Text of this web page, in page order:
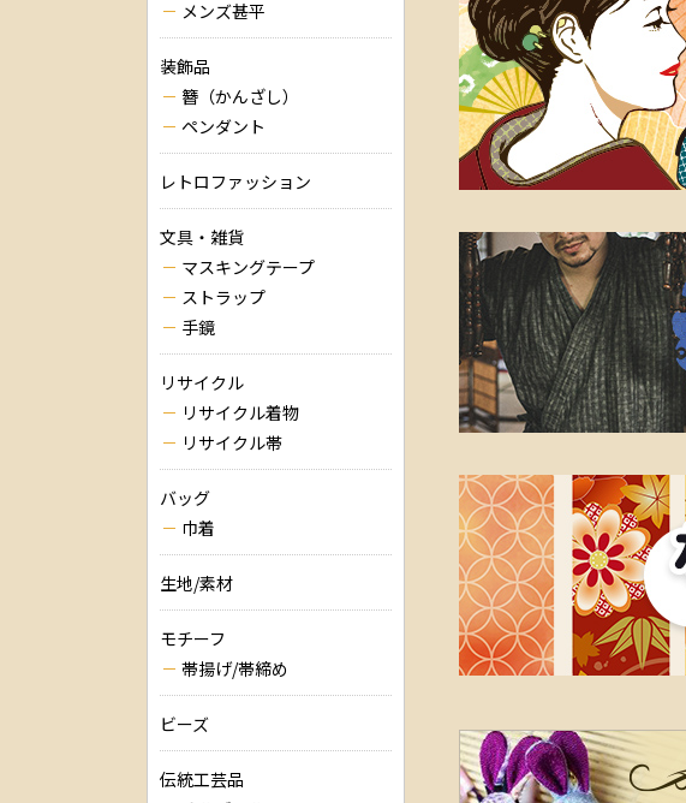
メンズ甚平
装飾品
簪（かんざし）
ペンダント
レトロファッション
文具・雑貨
マスキングテープ
ストラップ
手鏡
リサイクル
リサイクル着物
リサイクル帯
バッグ
巾着
生地/素材
モチーフ
帯揚げ/帯締め
ビーズ
伝統工芸品